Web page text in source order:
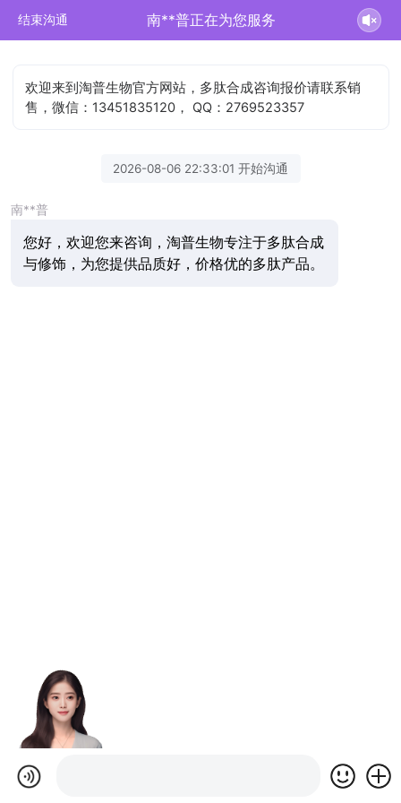
结束沟通 南**普正在为您服务
欢迎来到淘普生物官方网站，多肽合成咨询报价请联系销
售，微信：13451835120， QQ：2769523357
2026-08-06 22:33:01 开始沟通
南**普
您好，欢迎您来咨询，淘普生物专注于多肽合成
与修饰，为您提供品质好，价格优的多肽产品。